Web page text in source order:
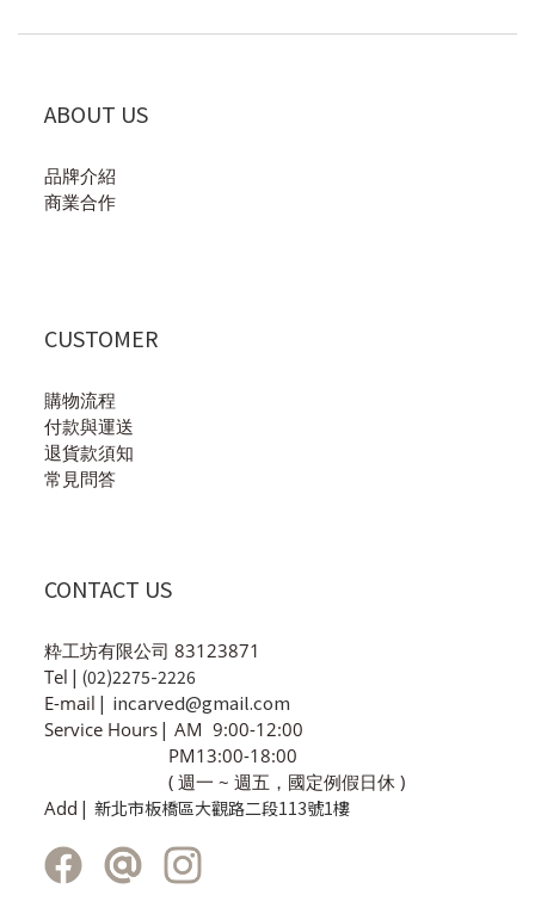
ABOUT US
品牌介紹
商業合作
CUSTOMER
購物流程
付款與運送
退貨款須知
常見問答
CONTACT US
粋工坊有限公司 83123871
Tel | (02)2275-2226
E-mail | incarved@gmail.com
Service Hours | AM 9:00-12:00
PM13:00-18:00
( 週一 ~ 週五，國定例假日休 )
Add | 新北市板橋區大觀路二段113號1樓